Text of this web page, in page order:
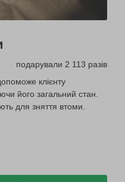
подарували 2 113 разів
клієнту
його загальний стан.
для зняття втоми.